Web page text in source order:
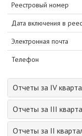
Реестровый номер
Дата включения в
Электронная почта
Телефон
Отчеты за IV
Отчеты за III
Отчеты за II